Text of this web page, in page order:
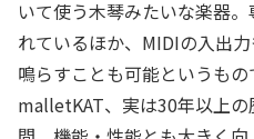
いて使う木琴みたいな楽器
れているほか、MIDIの入出
鳴らすことも可能というも
malletKAT、実は30年以上